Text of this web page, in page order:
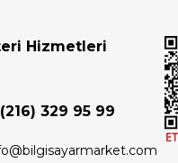
Hizmetleri
329 95 99